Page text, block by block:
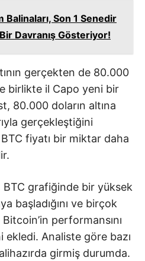
Balinaları, Son 1 Senedir
Davranış Gösteriyor!
gerçekten de 80.000
birlikte il Capo yeni bir
80.000 doların altına
gerçekleştiğini
fiyatı bir miktar daha
grafiğinde bir yüksek
başladığını ve birçok
performansını
ekledi. Analiste göre bazı
girmiş durumda.